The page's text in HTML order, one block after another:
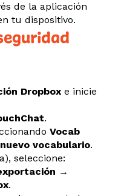
de la aplicación
tu dispositivo.
Dropbox e inicie
.
Vocab
vocabulario.
seleccione:
→
.